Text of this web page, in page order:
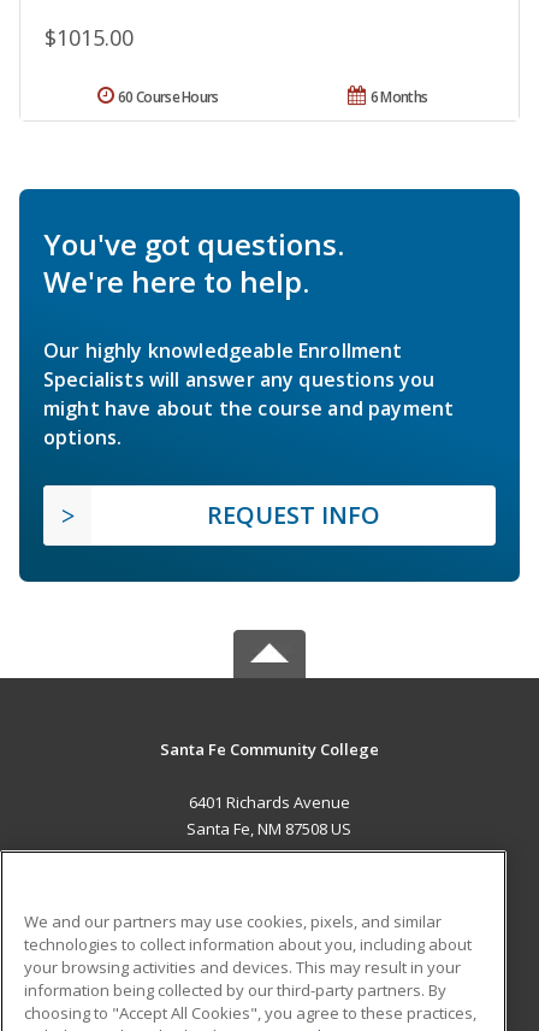
$1015.00
6 Months
60 Course Hours
You've got questions.
We're here to help.
Our highly knowledgeable Enrollment
Specialists will answer any questions you
might have about the course and payment
options.
REQUEST INFO
Santa Fe Community College
6401 Richards Avenue
Santa Fe, NM 87508 US
ADDITIONAL RESOURCES
Military
Financial Assistance
Student Blog
We and our partners may use cookies, pixels, and similar
technologies to collect information about you, including about
your browsing activities and devices. This may result in your
information being collected by our third-party partners. By
choosing to "Accept All Cookies", you agree to these practices,